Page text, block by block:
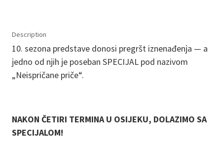
Description
10. sezona predstave donosi pregršt iznenađenja — a
jedno od njih je poseban SPECIJAL pod nazivom
„Neispričane priče“.
NAKON ČETIRI TERMINA U OSIJEKU, DOLAZIMO SA
SPECIJALOM!